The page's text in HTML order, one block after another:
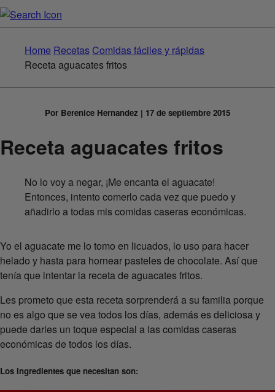
Home Recetas Comidas fáciles y rápidas
Receta aguacates fritos
Por Berenice Hernandez | 17 de septiembre 2015
Receta aguacates fritos
No lo voy a negar, ¡Me encanta el aguacate!
Entonces, intento comerlo cada vez que puedo y
añadirlo a todas mis comidas caseras económicas.
Yo el aguacate me lo tomo en licuados, lo uso para hacer
helado y hasta para hornear pasteles de chocolate. Así que
tenía que intentar la receta de aguacates fritos.
Les prometo que esta receta sorprenderá a su familia porque
no es algo que se vea todos los días, además es deliciosa y
puede darles un toque especial a las comidas caseras
económicas de todos los días.
Los ingredientes que necesitan son: